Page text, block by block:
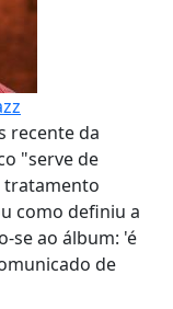
recente da
"serve de
tratamento
como definiu a
se ao álbum: 'é
de